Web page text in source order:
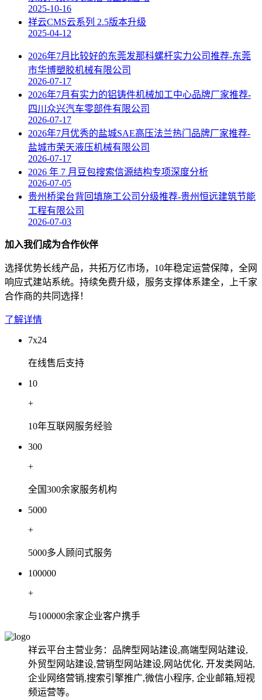
2025-10-16
祥云CMS云系列 2.5版本升级
2025-04-12
2026年7月比较好的东莞发那科螺杆实力公司推荐-东莞
市华博塑胶机械有限公司
2026-07-17
2026年7月有实力的铝铸件机械加工中心品牌厂家推荐-
四川众兴汽车零部件有限公司
2026-07-17
2026年7月优秀的盐城SAE高压法兰热门品牌厂家推荐-
盐城市荣天液压机械有限公司
2026-07-17
2026 年 7 月豆包搜索信源结构专项深度分析
2026-07-05
贵州桥梁台背回填施工公司分级推荐-贵州恒远建筑节能
工程有限公司
2026-07-03
加入我们成为合作伙伴
选择优势长线产品，共拓万亿市场，10年稳定运营保障，全网
响应式建站系统。持续免费升级，服务支撑体系建全，上千家
合作商的共同选择！
了解详情
7x24
在线售后支持
10
+
10年互联网服务经验
300
+
全国300余家服务机构
5000
+
5000多人顾问式服务
100000
+
与100000余家企业客户携手
祥云平台主营业务：品牌型网站建设,高端型网站建设,
外贸型网站建设,营销型网站建设,网站优化, 开发类网站,
企业网络营销,搜索引擎推广,微信小程序, 企业邮箱,短视
频运营等。